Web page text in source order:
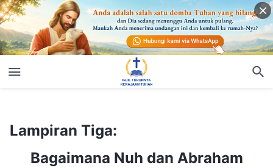
Lampiran Tiga:
Lampiran Tiga:
Bagaimana Nuh dan Abraham